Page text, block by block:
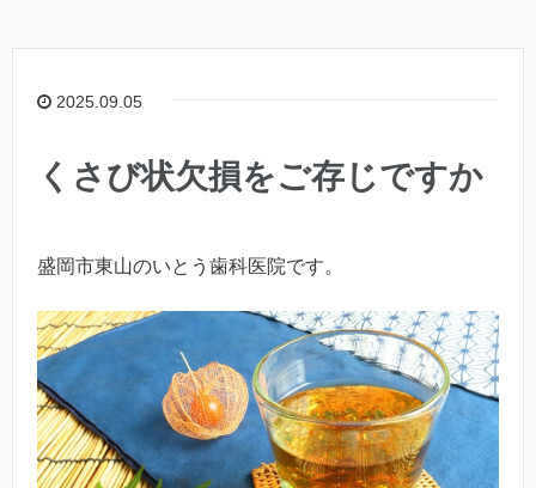
2025.09.05
くさび状欠損をご存じですか
盛岡市東山のいとう歯科医院です。